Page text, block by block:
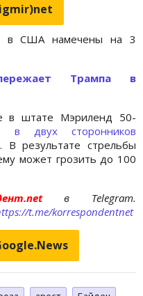
в США намечены на 3
Трампа в
в штате Мэриленд 50-
в двух сторонников
В результате стрельбы
может грозить до 100
в Telegram.
t.me/korrespondentnet